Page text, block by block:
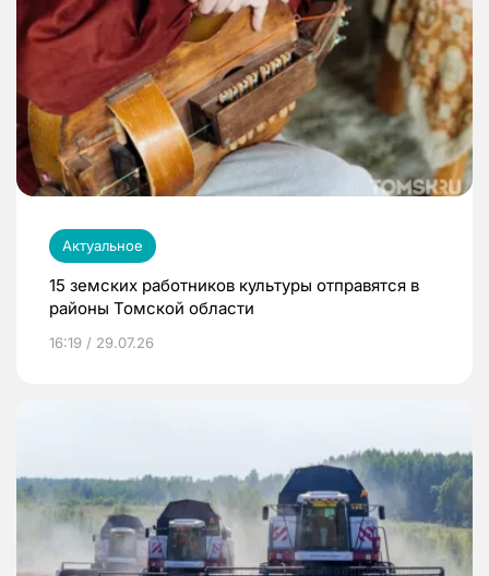
Актуальное
15 земских работников культуры отправятся в
районы Томской области
16:19 / 29.07.26